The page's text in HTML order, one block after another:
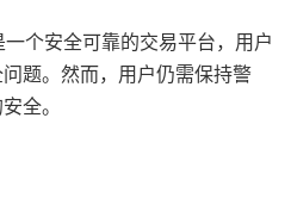
个安全可靠的交易平台，用户
题。然而，用户仍需保持警
全。